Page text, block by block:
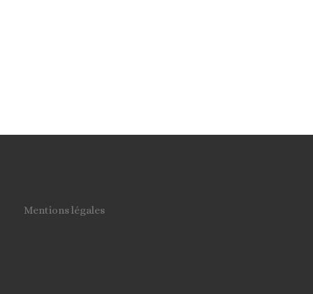
Mentions légales